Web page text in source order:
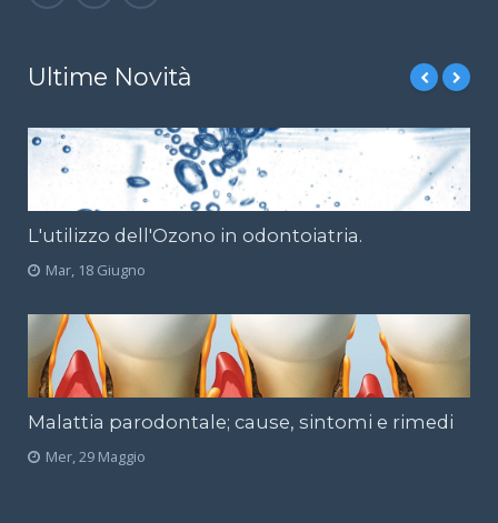
Ultime Novità
L'utilizzo dell'Ozono in odontoiatria.
Mar, 18 Giugno
Malattia parodontale; cause, sintomi e rimedi
Mer, 29 Maggio